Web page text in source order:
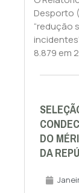
Desporto
“redução
8.879 em
DO
DA